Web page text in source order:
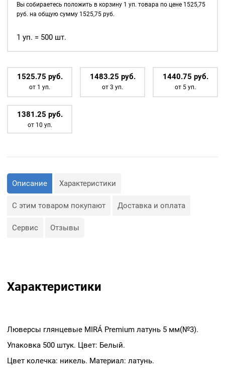
(№3)
Premium
500шт.
Вы собираетесь положить в корзину 1 уп. товара по цене 1525,75
руб. на общую сумму 1525,75руб.
1 уп. = 500 шт.
1525.75 руб.
от 1 уп.
1483.25 руб.
от 3 уп.
1440.75 руб.
от 5 уп.
1381.25 руб.
от 10 уп.
Описание Характеристики
С этим товаром покупают Доставка и оплата
Сервис Отзывы
Характеристики
Люверсы глянцевые MIRÁ Premium латунь 5 мм(№3).
Упаковка 500 штук. Цвет: Белый.
Цвет колечка: никель. Материал: латунь.